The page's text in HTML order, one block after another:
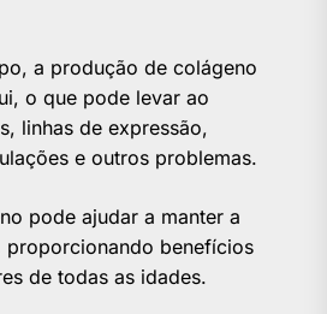
a produção de colágeno
o que pode levar ao
linhas de expressão,
e outros problemas.
pode ajudar a manter a
proporcionando benefícios
de todas as idades.